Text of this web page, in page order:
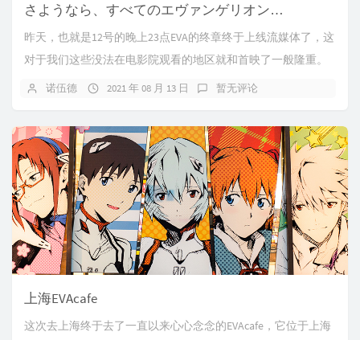
さようなら、すべてのエヴァンゲリオン…
昨天，也就是12号的晚上23点EVA的终章终于上线流媒体了，这
对于我们这些没法在电影院观看的地区就和首映了一般隆重。
诺伍德 2021 年 08 月 13 日 暂无评论
上海EVAcafe
这次去上海终于去了一直以来心心念念的EVAcafe，它位于上海